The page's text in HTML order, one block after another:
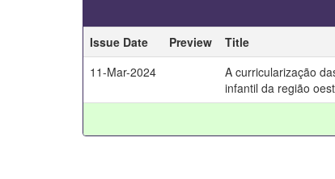
Issue Date
Preview Title
11-Mar-2024
A curricularização
infantil da região